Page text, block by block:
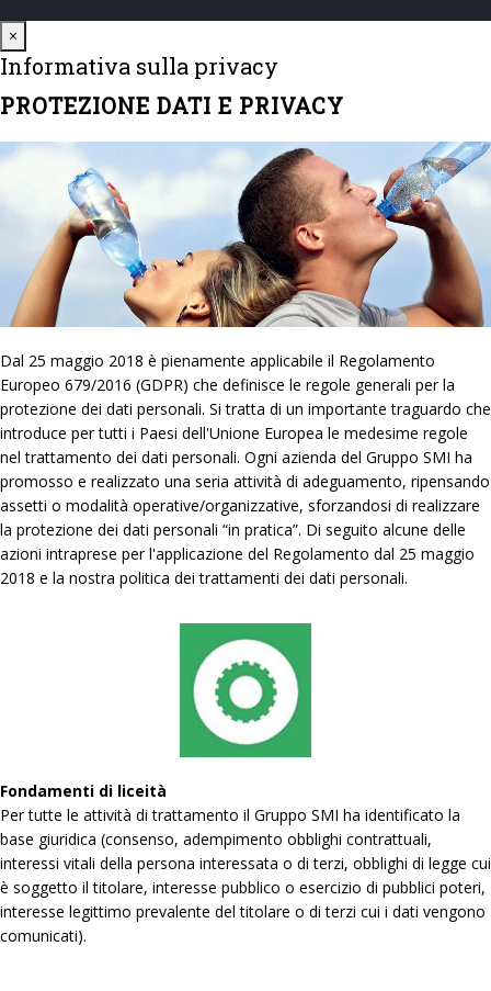
×
Informativa sulla privacy
PROTEZIONE DATI E PRIVACY
Dal 25 maggio 2018 è pienamente applicabile il Regolamento
Europeo 679/2016 (GDPR) che definisce le regole generali per la
protezione dei dati personali. Si tratta di un importante traguardo che
introduce per tutti i Paesi dell'Unione Europea le medesime regole
nel trattamento dei dati personali. Ogni azienda del Gruppo SMI ha
promosso e realizzato una seria attività di adeguamento, ripensando
assetti o modalità operative/organizzative, sforzandosi di realizzare
la protezione dei dati personali “in pratica”. Di seguito alcune delle
azioni intraprese per l'applicazione del Regolamento dal 25 maggio
2018 e la nostra politica dei trattamenti dei dati personali.
Fondamenti di liceità
Per tutte le attività di trattamento il Gruppo SMI ha identificato la
base giuridica (consenso, adempimento obblighi contrattuali,
interessi vitali della persona interessata o di terzi, obblighi di legge cui
è soggetto il titolare, interesse pubblico o esercizio di pubblici poteri,
interesse legittimo prevalente del titolare o di terzi cui i dati vengono
comunicati).